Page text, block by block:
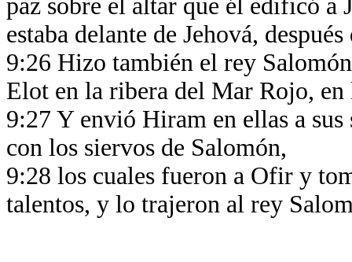
paz sobre el altar que él edificó a
estaba delante de Jehová,
9:26 Hizo también el rey
Elot en la ribera del Mar Rojo,
9:27 Y envió Hiram en ellas a
con los siervos de Salomón,
9:28 los cuales fueron a Ofir y
talentos, y lo trajeron al rey